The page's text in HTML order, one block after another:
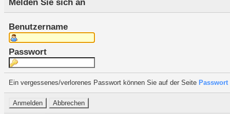
Melden Sie sich an
Benutzername
Passwort
Ein vergessenes/verlorenes Passwort können Sie auf der Seite